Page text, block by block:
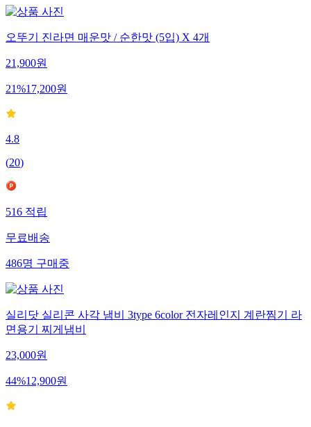
오뚜기 진라면 매운맛 / 순한맛 (5입) X 4개
21,900원
21%17,200원
4.8
(20)
516적립
무료배송
486명구매중
실리닷 실리콘 사각 냄비 3type 6color 전자레인지 계란찜기 라
면용기 찌게냄비
23,000원
44%12,900원